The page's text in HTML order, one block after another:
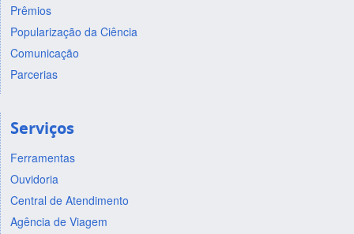
Prêmios
Popularização da Ciência
Comunicação
Parcerias
Serviços
Ferramentas
Ouvidoria
Central de Atendimento
Agência de Viagem